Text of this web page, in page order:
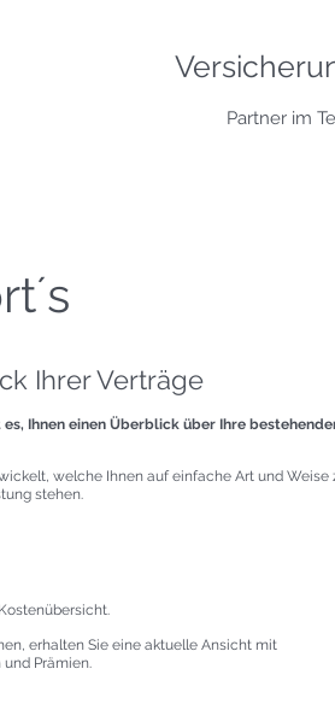
Partner im
Ihrer Verträge
es, Ihnen einen Überblick über Ihre
welche Ihnen auf einfache Art und Weise
stehen.
erhalten Sie eine aktuelle Ansicht mit
Prämien.